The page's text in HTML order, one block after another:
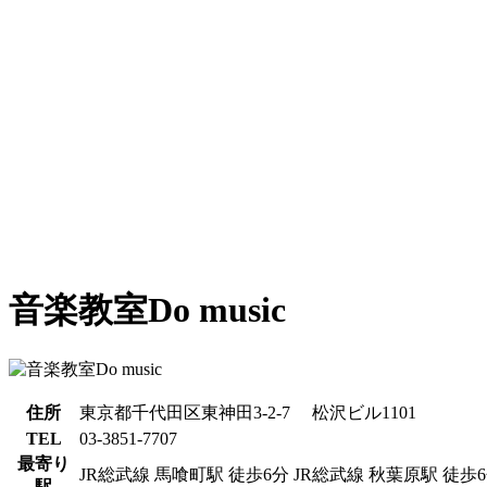
音楽教室Do music
住所
東京都千代田区東神田3-2-7 松沢ビル1101
TEL
03-3851-7707
最寄り
JR総武線 馬喰町駅 徒歩6分 JR総武線 秋葉原駅 徒歩